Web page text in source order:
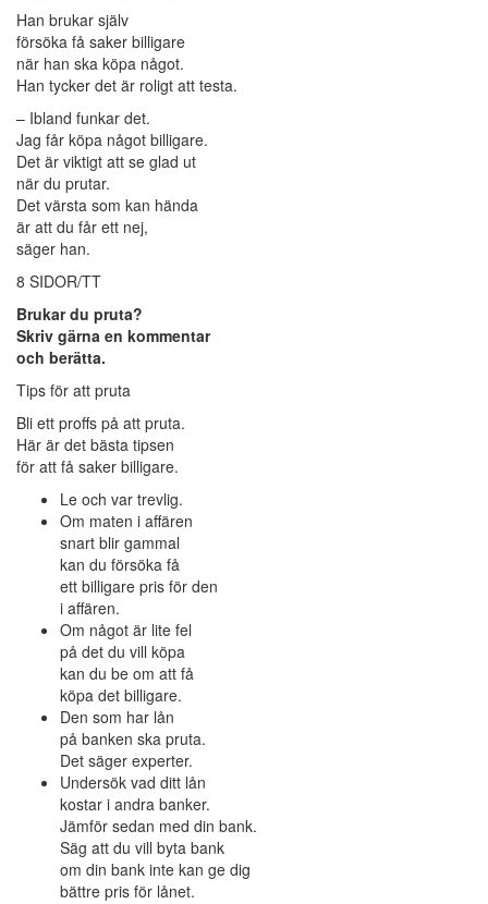
Han brukar själv
försöka få saker billigare
när han ska köpa något.
Han tycker det är roligt att testa.
– Ibland funkar det.
Jag får köpa något billigare.
Det är viktigt att se glad ut
när du prutar.
Det värsta som kan hända
är att du får ett nej,
säger han.
8 SIDOR/TT
Brukar du pruta?
Skriv gärna en kommentar
och berätta.
Tips för att pruta
Bli ett proffs på att pruta.
Här är det bästa tipsen
för att få saker billigare.
Le och var trevlig.
Om maten i affären
snart blir gammal
kan du försöka få
ett billigare pris för den
i affären.
Om något är lite fel
på det du vill köpa
kan du be om att få
köpa det billigare.
Den som har lån
på banken ska pruta.
Det säger experter.
Undersök vad ditt lån
kostar i andra banker.
Jämför sedan med din bank.
Säg att du vill byta bank
om din bank inte kan ge dig
bättre pris för lånet.